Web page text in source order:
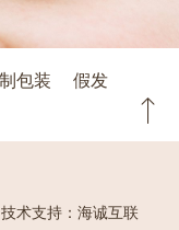
包装 假发
技术支持：海诚互联